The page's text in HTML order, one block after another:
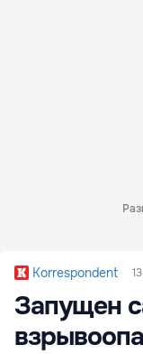
Korrespondent
Запущен